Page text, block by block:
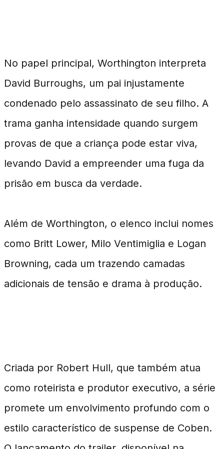
No papel principal, Worthington interpreta
David Burroughs, um pai injustamente
condenado pelo assassinato de seu filho. A
trama ganha intensidade quando surgem
provas de que a criança pode estar viva,
levando David a empreender uma fuga da
prisão em busca da verdade.
Além de Worthington, o elenco inclui nomes
como Britt Lower, Milo Ventimiglia e Logan
Browning, cada um trazendo camadas
adicionais de tensão e drama à produção.
Criada por Robert Hull, que também atua
como roteirista e produtor executivo, a série
promete um envolvimento profundo com o
estilo característico de suspense de Coben.